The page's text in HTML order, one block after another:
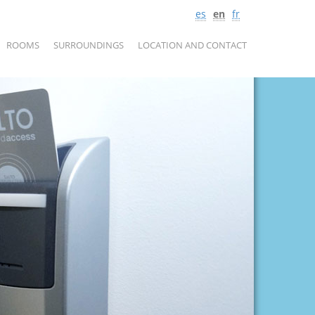
selection
es en fr
ROOMS SURROUNDINGS LOCATION AND CONTACT